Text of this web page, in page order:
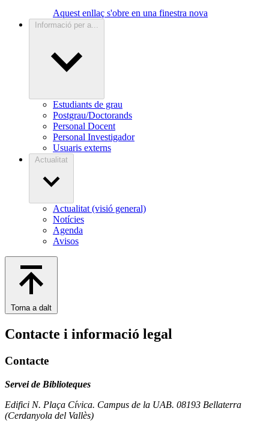
Aquest enllaç s'obre en una finestra nova
Informació per a...
Estudiants de grau
Postgrau/Doctorands
Personal Docent
Personal Investigador
Usuaris externs
Actualitat
Actualitat (visió general)
Notícies
Agenda
Avisos
Torna a dalt
Contacte i informació legal
Contacte
Servei de Biblioteques
Edifici N. Plaça Cívica. Campus de la UAB. 08193 Bellaterra
(Cerdanyola del Vallès)